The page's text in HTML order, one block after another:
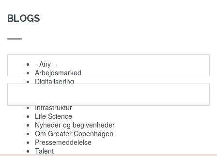
BLOGS
- Any -
Arbejdsmarked
Digitalisering
Infrastruktur
Life Science
Nyheder og begivenheder
Om Greater Copenhagen
Pressemeddelelse
Talent